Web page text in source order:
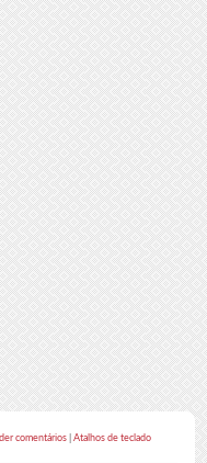
comentários |Atalhos de teclado